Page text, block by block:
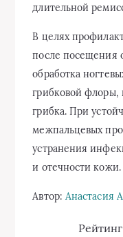
длительной
В целях
после посещения
обработка
грибковой флоры,
грибка. При
межпальцевых
устранения
и отечности кожи.
Автор: Анастасия